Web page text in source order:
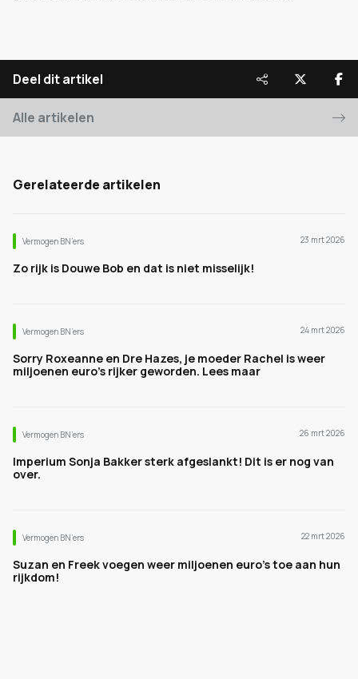
Deel dit artikel
Alle artikelen
Gerelateerde artikelen
Vermogen BN’ers 23 mrt 2026
Zo rijk is Douwe Bob en dat is niet misselijk!
Vermogen BN’ers 24 mrt 2026
Sorry Roxeanne en Dre Hazes, je moeder Rachel is weer
miljoenen euro's rijker geworden. Lees maar
Vermogen BN’ers 26 mrt 2026
Imperium Sonja Bakker sterk afgeslankt! Dit is er nog van
over.
Vermogen BN’ers 22 mrt 2026
Suzan en Freek voegen weer miljoenen euro's toe aan hun
rijkdom!